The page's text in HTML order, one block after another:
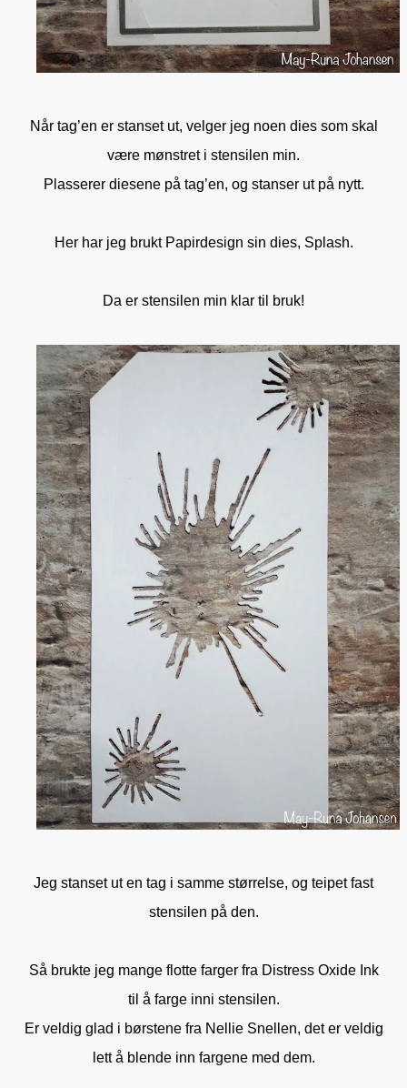
Når tag’en er stanset ut, velger jeg noen dies som skal
være mønstret i stensilen min.
Plasserer diesene på tag’en, og stanser ut på nytt.
Her har jeg brukt Papirdesign sin dies, Splash.
Da er stensilen min klar til bruk!
Jeg stanset ut en tag i samme størrelse, og teipet fast
stensilen på den.
Så brukte jeg mange flotte farger fra Distress Oxide Ink
til å farge inni stensilen.
Er veldig glad i børstene fra Nellie Snellen, det er veldig
lett å blende inn fargene med dem.